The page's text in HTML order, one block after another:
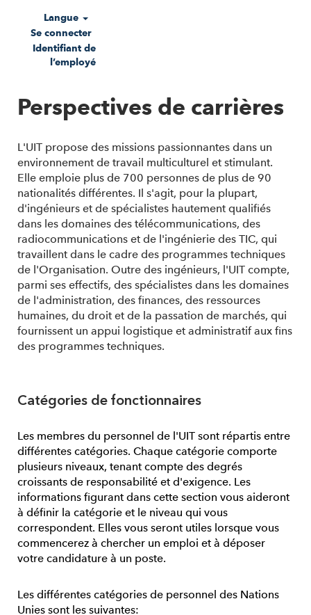
Langue
Se connecter
Identifiant de
l’employé
Perspectives de carrières
L'UIT propose des missions passionnantes dans un
environnement de travail multiculturel et stimulant.
Elle emploie plus de 700 personnes de plus de 90
nationalités différentes. Il s'agit, pour la plupart,
d'ingénieurs et de spécialistes hautement qualifiés
dans les domaines des télécommunications, des
radiocommunications et de l'ingénierie des TIC, qui
travaillent dans le cadre des programmes techniques
de l'Organisation. Outre des ingénieurs, l'UIT compte,
parmi ses effectifs, des spécialistes dans les domaines
de l'administration, des finances, des ressources
humaines, du droit et de la passation de marchés, qui
fournissent un appui logistique et administratif aux fins
des programmes techniques.
Catégories de fonctionnaires
Les membres du personnel de l'UIT sont répartis entre
différentes catégories. Chaque catégorie comporte
plusieurs niveaux, tenant compte des degrés
croissants de responsabilité et d'exigence. Les
informations figurant dans cette section vous aideront
à définir la catégorie et le niveau qui vous
correspondent. Elles vous seront utiles lorsque vous
commencerez à chercher un emploi et à déposer
votre candidature à un poste.
Les différentes catégories de personnel des Nations
Unies sont les suivantes: